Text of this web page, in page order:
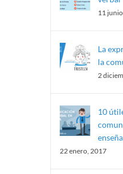
11
La
la
2
10
22 enero, 2017